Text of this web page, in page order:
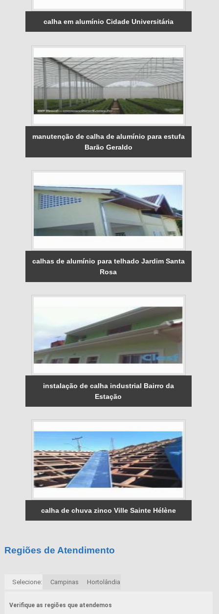
calha em alumínio Cidade Universitária
manutenção de calha de alumínio para estufa
Barão Geraldo
calhas de alumínio para telhado Jardim Santa
Rosa
instalação de calha industrial Bairro da
Estação
calha de chuva zinco Ville Sainte Hélène
Regiões de Atendimento
Selecione: Campinas Hortolândia
Verifique as regiões que atendemos